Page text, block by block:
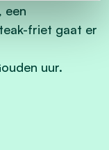
een
friet gaat er
uur.